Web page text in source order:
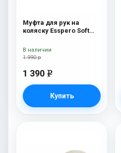
Муфта для рук на
коляску Esspero Soft
1 990 р
1 390 e
Купить
В наличии